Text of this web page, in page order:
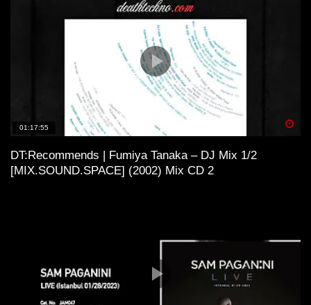
01:17:55
DT:Recommends | Fumiya Tanaka – DJ Mix 1/2
[MIX.SOUND.SPACE] (2002) Mix CD 2